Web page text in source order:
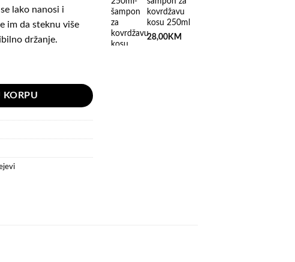
lako nanosi i
im da steknu više
držanje.
Conditionig Sprey 200ml- za aktivaciju kovrdža količina
KORPU
kovrdžavu
kosu 250ml
28,00 KM